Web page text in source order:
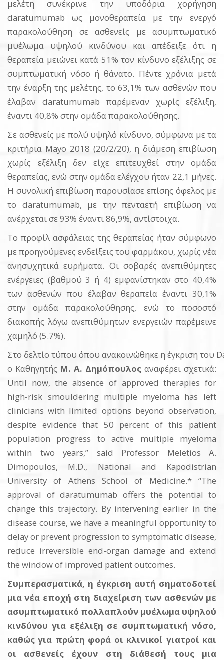
μελέτη συνέκρινε την υποδόρια χορήγηση
daratumumab ως μονοθεραπεία με την ενεργό
παρακολούθηση σε ασθενείς με ασυμπτωματικό
μυέλωμα υψηλού κινδύνου και απέδειξε ότι η
θεραπεία μειώνει κατά 51% τον κίνδυνο εξέλιξης σε
συμπτωματική νόσο ή θάνατο. Πέντε χρόνια μετά
την έναρξη της μελέτης, το 63,1% των ασθενών που
έλαβαν daratumumab παρέμεναν χωρίς εξέλιξη,
έναντι 40,8% στην ομάδα παρακολούθησης.
Σε ασθενείς με πολύ υψηλό κίνδυνο, σύμφωνα με τα
κριτήρια Mayo 2018 (20/2/20), η διάμεση επιβίωση
χωρίς εξέλιξη δεν είχε επιτευχθεί στην ομάδα
θεραπείας, ενώ στην ομάδα ελέγχου ήταν 22,1 μήνες.
Η συνολική επιβίωση παρουσίασε επίσης όφελος με
το daratumumab, με την πενταετή επιβίωση να
ανέρχεται σε 93% έναντι 86,9%, αντίστοιχα.
Το προφίλ ασφάλειας της θεραπείας ήταν σύμφωνο
με προηγούμενες ενδείξεις του φαρμάκου, χωρίς νέα
ανησυχητικά ευρήματα. Οι σοβαρές ανεπιθύμητες
ενέργειες (βαθμού 3 ή 4) εμφανίστηκαν στο 40,4%
των ασθενών που έλαβαν θεραπεία έναντι 30,1%
στην ομάδα παρακολούθησης, ενώ το ποσοστό
διακοπής λόγω ανεπιθύμητων ενεργειών παρέμεινε
χαμηλό (5.7%).
Στο δελτίο τύπου όπου ανακοινώθηκε η έγκριση του
ο Καθηγητής Μ. Α. Δημόπουλος αναφέρει σχετικά:
Until now, the absence of approved therapies for
high-risk smouldering multiple myeloma has left
clinicians with limited options beyond observation,
despite evidence that 50 percent of this patient
population progress to active multiple myeloma
within two years,” said Professor Meletios A.
Dimopoulos, M.D., National and Kapodistrian
University of Athens School of Medicine.* “The
approval of daratumumab offers the potential to
change this trajectory. By intervening earlier in the
disease course, we have a meaningful opportunity to
delay or prevent progression to symptomatic disease,
reduce irreversible end-organ damage and extend
the window of improved patient outcomes.
Συμπερασματικά, η έγκριση αυτή σηματοδοτεί
μια νέα εποχή στη διαχείριση των ασθενών με
ασυμπτωματικό πολλαπλούν μυέλωμα υψηλού
κινδύνου για εξέλιξη σε συμπτωματική νόσο,
καθώς για πρώτη φορά οι κλινικοί γιατροί και
οι ασθενείς έχουν στη διάθεσή τους μια